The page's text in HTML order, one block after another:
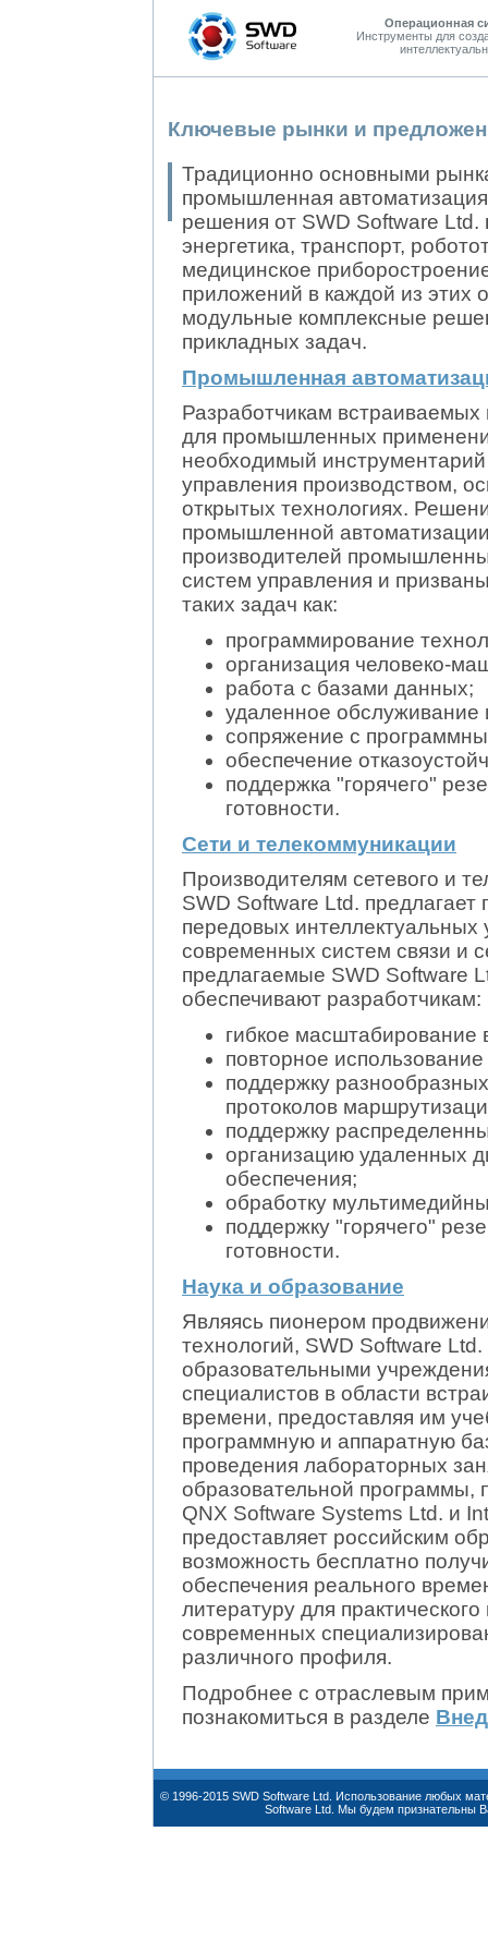
Операционная
Инструменты для
Ключевые рынки и
Традиционно основными
промышленная
решения от SWD Software
энергетика, транспорт,
медицинское
приложений в каждой из этих
модульные комплексные
прикладных задач.
Промышленная
Разработчикам
для промышленных
необходимый
управления производством,
открытых технологиях.
промышленной
производителей
систем управления и
таких задач как:
программирование
организация человеко-
работа с базами данных;
удаленное обслуживание
сопряжение с
обеспечение
поддержка "горячего"
готовности.
Сети и телекоммуникации
Производителям сетевого и
SWD Software Ltd.
передовых
современных систем связи и
предлагаемые SWD Software
обеспечивают разработчикам:
гибкое
повторное
поддержку
протоколов
поддержку
организацию удаленных
обеспечения;
обработку
поддержку "горячего"
готовности.
Наука и образование
Являясь пионером
технологий, SWD Software
образовательными
специалистов в области
времени, предоставляя им
программную и аппаратную
проведения лабораторных
образовательной программы,
QNX Software Systems Ltd. и
предоставляет российским
возможность бесплатно
обеспечения реального
литературу для
современных
различного профиля.
Подробнее с отраслевым
познакомиться в разделе
© 1996-2015 SWD Software Ltd. Использование любых
Software Ltd. Мы будем признательны